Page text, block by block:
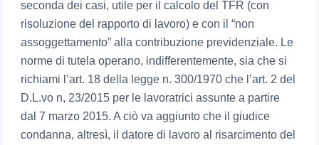
seconda dei casi, utile per il calcolo del TFR (con
risoluzione del rapporto di lavoro) e con il “non
assoggettamento” alla contribuzione previdenziale. Le
norme di tutela operano, indifferentemente, sia che si
richiami l’art. 18 della legge n. 300/1970 che l’art. 2 del
D.L.vo n, 23/2015 per le lavoratrici assunte a partire
dal 7 marzo 2015. A ciò va aggiunto che il giudice
condanna, altresì, il datore di lavoro al risarcimento del